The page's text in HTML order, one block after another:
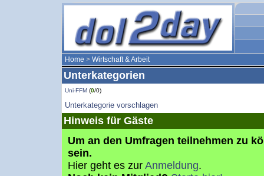
Home > Wirtschaft & Arbeit
Unterkategorien
Uni-FFM (0/0)
Unterkategorie vorschlagen
Hinweis für Gäste
Um an den Umfragen teilnehmen zu
sein.
Hier geht es zur Anmeldung.